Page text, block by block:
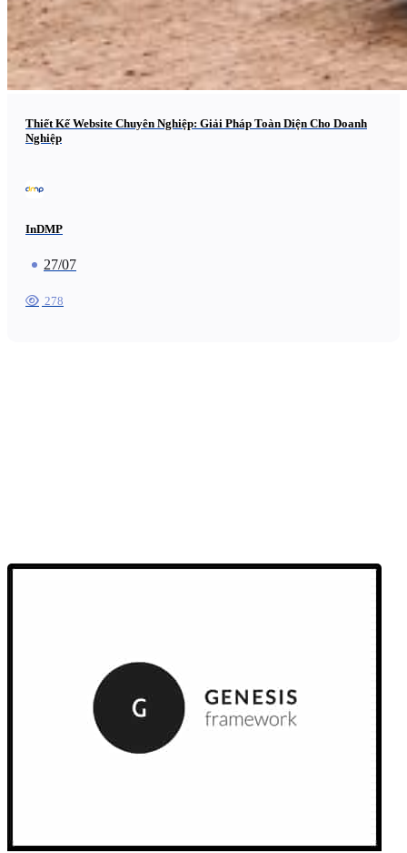
Thiết Kế Website Chuyên Nghiệp: Giải Pháp Toàn Diện Cho Doanh
Nghiệp
InDMP
27/07
278